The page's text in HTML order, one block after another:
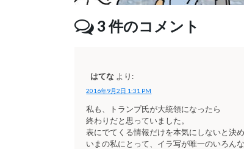
3件のコメント
はてな より:
2016年9月2日 1:31 PM
私も、トランプ氏が大統領になったら
終わりだと思っていました。
表にでてくる情報だけを本気にしないと決
いまの私にとって、イラ写が唯一のいろん